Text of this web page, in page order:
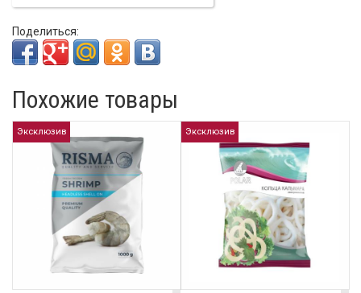
Поделиться:
Похожие товары
Эксклюзив Эксклюзив